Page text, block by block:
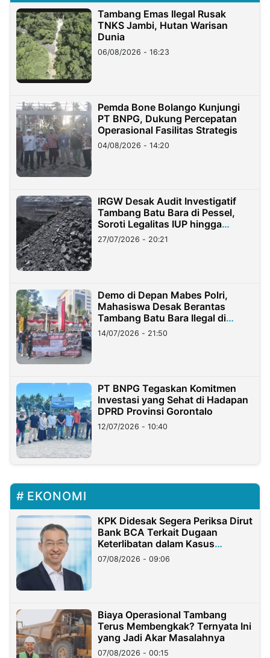
Tambang Emas Ilegal Rusak
TNKS Jambi, Hutan Warisan
Dunia
06/08/2026 - 16:23
Pemda Bone Bolango Kunjungi
PT BNPG, Dukung Percepatan
Operasional Fasilitas Strategis
04/08/2026 - 14:20
IRGW Desak Audit Investigatif
Tambang Batu Bara di Pessel,
Soroti Legalitas IUP hingga
Stockpile
27/07/2026 - 20:21
Demo di Depan Mabes Polri,
Mahasiswa Desak Berantas
Tambang Batu Bara Ilegal di
Lampung
14/07/2026 - 21:50
PT BNPG Tegaskan Komitmen
Investasi yang Sehat di Hadapan
DPRD Provinsi Gorontalo
12/07/2026 - 10:40
EKONOMI
KPK Didesak Segera Periksa Dirut
Bank BCA Terkait Dugaan
Keterlibatan dalam Kasus
Hilangnya Dana Nasabah Rp2,58
Miliar
07/08/2026 - 09:06
Biaya Operasional Tambang
Terus Membengkak? Ternyata Ini
yang Jadi Akar Masalahnya
07/08/2026 - 00:15